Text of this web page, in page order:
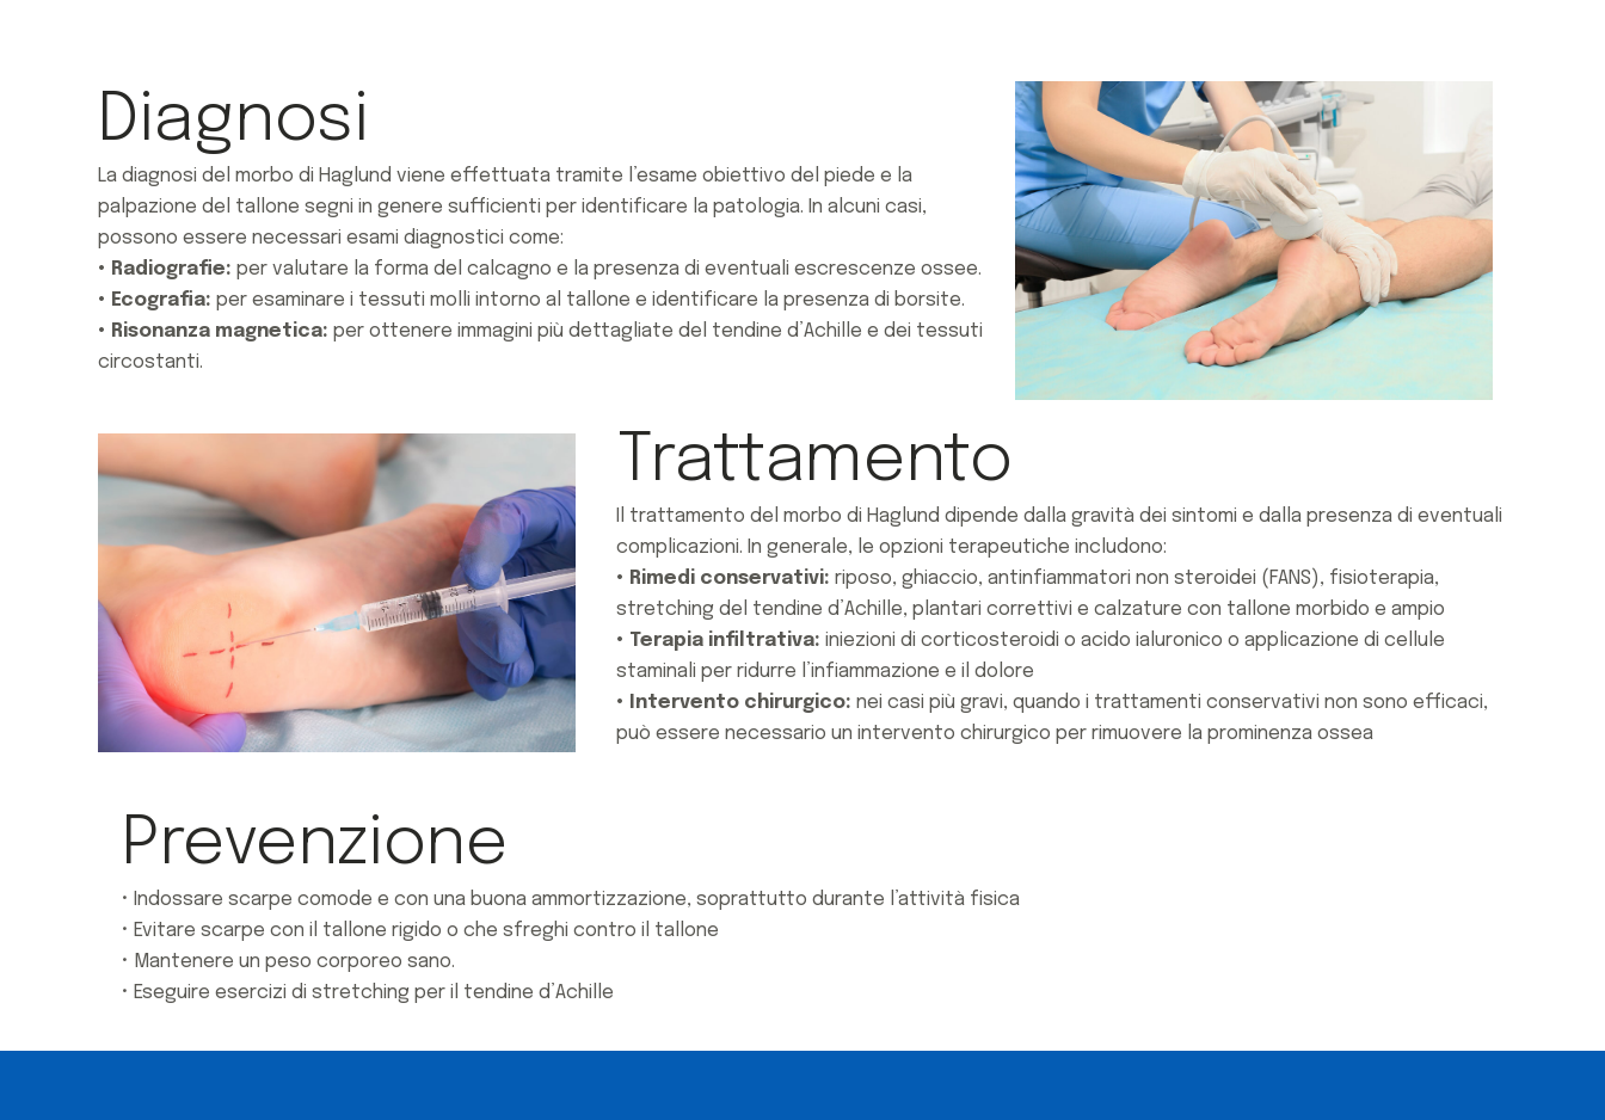
Diagnosi
La diagnosi del morbo di Haglund viene effettuata tramite l’esame obiettivo del piede e la
palpazione del tallone segni in genere sufficienti per identificare la patologia. In alcuni casi,
possono essere necessari esami diagnostici come:
• Radiografie: per valutare la forma del calcagno e la presenza di eventuali escrescenze ossee.
• Ecografia: per esaminare i tessuti molli intorno al tallone e identificare la presenza di borsite.
• Risonanza magnetica: per ottenere immagini più dettagliate del tendine d’Achille e dei tessuti
circostanti.
Trattamento
Il trattamento del morbo di Haglund dipende dalla gravità dei sintomi e dalla presenza di eventuali
complicazioni. In generale, le opzioni terapeutiche includono:
• Rimedi conservativi: riposo, ghiaccio, antinfiammatori non steroidei (FANS), fisioterapia,
stretching del tendine d’Achille, plantari correttivi e calzature con tallone morbido e ampio
• Terapia infiltrativa: iniezioni di corticosteroidi o acido ialuronico o applicazione di cellule
staminali per ridurre l’infiammazione e il dolore
• Intervento chirurgico: nei casi più gravi, quando i trattamenti conservativi non sono efficaci,
può essere necessario un intervento chirurgico per rimuovere la prominenza ossea
Prevenzione
• Indossare scarpe comode e con una buona ammortizzazione, soprattutto durante l’attività fisica
• Evitare scarpe con il tallone rigido o che sfreghi contro il tallone
• Mantenere un peso corporeo sano.
• Eseguire esercizi di stretching per il tendine d’Achille